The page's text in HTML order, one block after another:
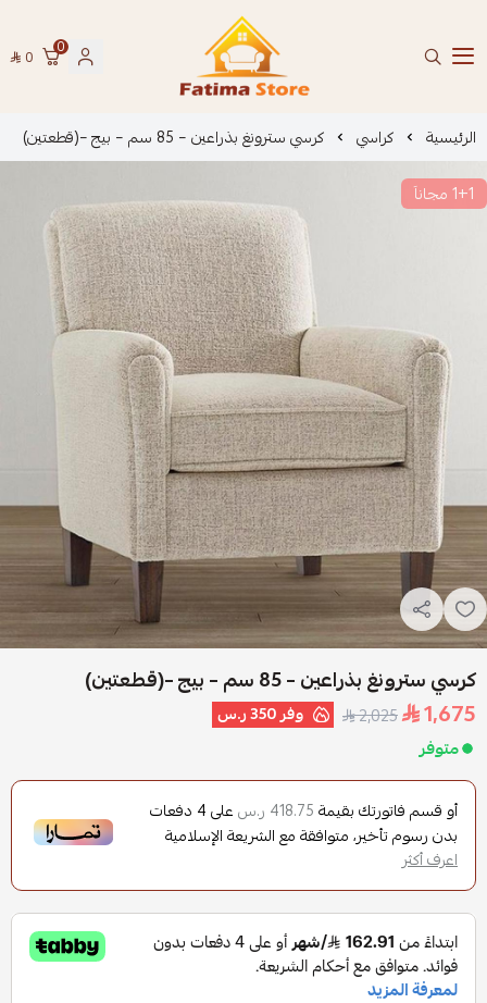
فاطمة ستور Fatima Store
0
0
الرئيسية كراسي
كرسي سترونغ بذراعين – 85 سم – بيج –(قطعتين)
1+1 مجاناَ
كرسي سترونغ بذراعين – 85 سم – بيج –(قطعتين)
1,675
2,025 وفر350 ر.س
متوفر
أو قسم فاتورتك بقيمة 418.75 ر.س على4 دفعات
بدون رسوم تأخير، متوافقة مع الشريعة الإسلامية
اعرف أكثر